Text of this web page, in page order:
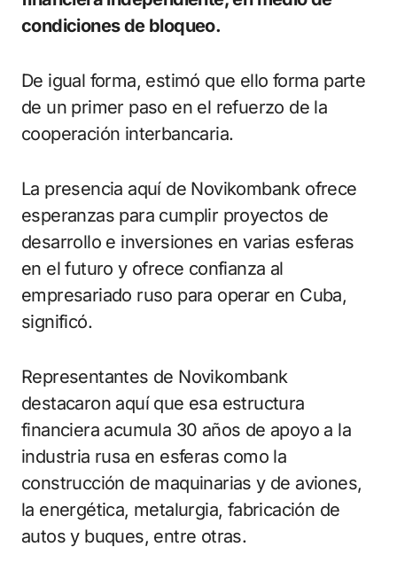
condiciones de bloqueo.
De igual forma, estimó que ello forma parte
de un primer paso en el refuerzo de la
cooperación interbancaria.
La presencia aquí de Novikombank ofrece
esperanzas para cumplir proyectos de
desarrollo e inversiones en varias esferas
en el futuro y ofrece confianza al
empresariado ruso para operar en Cuba,
significó.
Representantes de Novikombank
destacaron aquí que esa estructura
financiera acumula 30 años de apoyo a la
industria rusa en esferas como la
construcción de maquinarias y de aviones,
la energética, metalurgia, fabricación de
autos y buques, entre otras.